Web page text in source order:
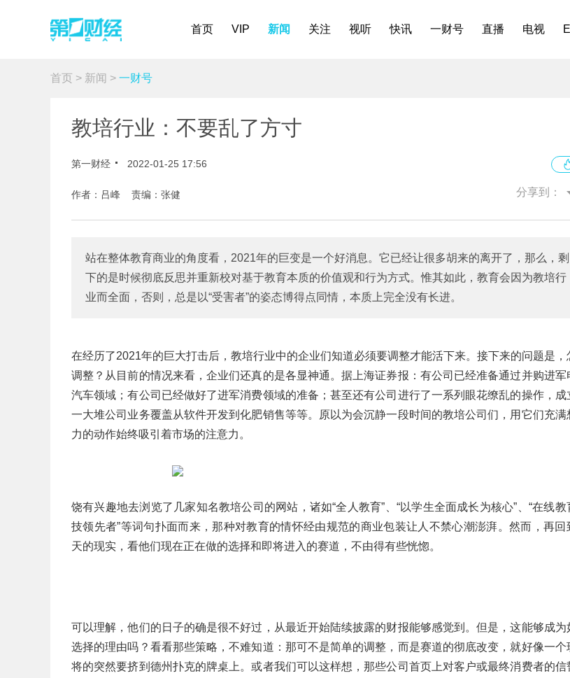
首页 VIP 新闻 关注 视听 快讯 一财号 直播 电视
首页 > 新闻 > 一财号
教培行业：不要乱了方寸
第一财经 2022-01-25 17:56
作者：吕峰 责编：张健 分享到：
站在整体教育商业的角度看，2021年的巨变是一个好消息。它已经让很多胡来的离开了，那么，剩
下的是时候彻底反思并重新校对基于教育本质的价值观和行为方式。惟其如此，教育会因为教培行
业而全面，否则，总是以“受害者”的姿态博得点同情，本质上完全没有长进。
在经历了2021年的巨大打击后，教培行业中的企业们知道必须要调整才能活下来。接下来的问题是，
调整？从目前的情况来看，企业们还真的是各显神通。据上海证券报：有公司已经准备通过并购进军
汽车领域；有公司已经做好了进军消费领域的准备；甚至还有公司进行了一系列眼花缭乱的操作，成
一大堆公司业务覆盖从软件开发到化肥销售等等。原以为会沉静一段时间的教培公司们，用它们充满
力的动作始终吸引着市场的注意力。
饶有兴趣地去浏览了几家知名教培公司的网站，诸如“全人教育”、“以学生全面成长为核心”、“在线教
技领先者”等词句扑面而来，那种对教育的情怀经由规范的商业包装让人不禁心潮澎湃。然而，再回
天的现实，看他们现在正在做的选择和即将进入的赛道，不由得有些恍惚。
可以理解，他们的日子的确是很不好过，从最近开始陆续披露的财报能够感觉到。但是，这能够成为
选择的理由吗？看看那些策略，不难知道：那可不是简单的调整，而是赛道的彻底改变，就好像一个
将的突然要挤到德州扑克的牌桌上。或者我们可以这样想，那些公司首页上对客户或最终消费者的信